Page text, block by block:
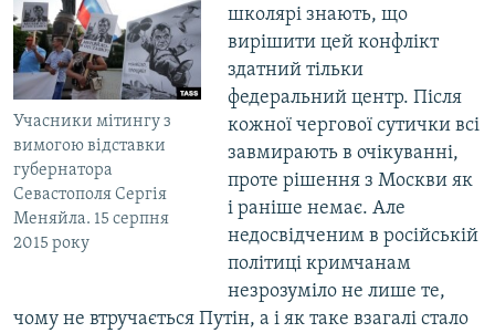
Учасники мітингу з
вимогою відставки
губернатора
Севастополя Сергія
Меняйла. 15 серпня
2015 року
школярі знають, що
вирішити цей конфлікт
здатний тільки
федеральний центр. Після
кожної чергової сутички всі
завмирають в очікуванні,
проте рішення з Москви як
і раніше немає. Але
недосвідченим в російській
політиці кримчанам
незрозуміло не лише те,
чому не втручається Путін, а і як таке взагалі стало